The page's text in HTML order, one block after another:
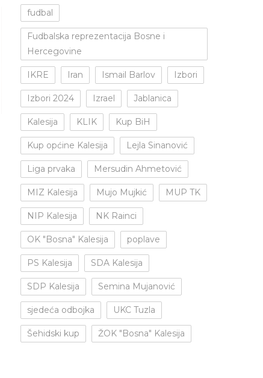
fudbal
Fudbalska reprezentacija Bosne i
Hercegovine
IKRE Iran Ismail Barlov Izbori
Izbori 2024 Izrael Jablanica
Kalesija KLIK Kup BiH
Kup općine Kalesija Lejla Sinanović
Liga prvaka Mersudin Ahmetović
MIZ Kalesija Mujo Mujkić MUP TK
NIP Kalesija NK Rainci
OK "Bosna" Kalesija poplave
PS Kalesija SDA Kalesija
SDP Kalesija Semina Mujanović
sjedeća odbojka UKC Tuzla
Šehidski kup ŽOK "Bosna" Kalesija